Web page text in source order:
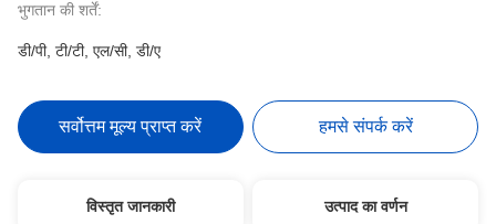
भुगतान की शर्तें:
डी/पी, टी/टी, एल/सी, डी/ए
सर्वोत्तम मूल्य प्राप्त करें हमसे संपर्क करें
विस्तृत जानकारी उत्पाद का वर्णन